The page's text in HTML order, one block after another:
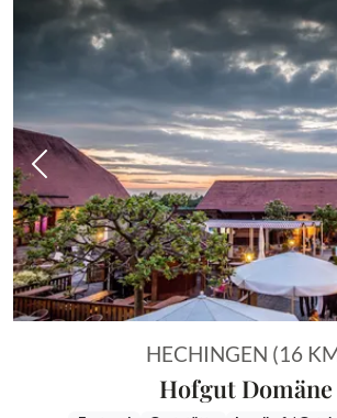
Vorheriges Bild
HECHINGEN (16
Hofgut Domäne